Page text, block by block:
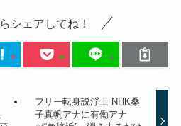
シェアしてね！
フリー転身説浮上 NHK桑
子真帆アナに有働アナ